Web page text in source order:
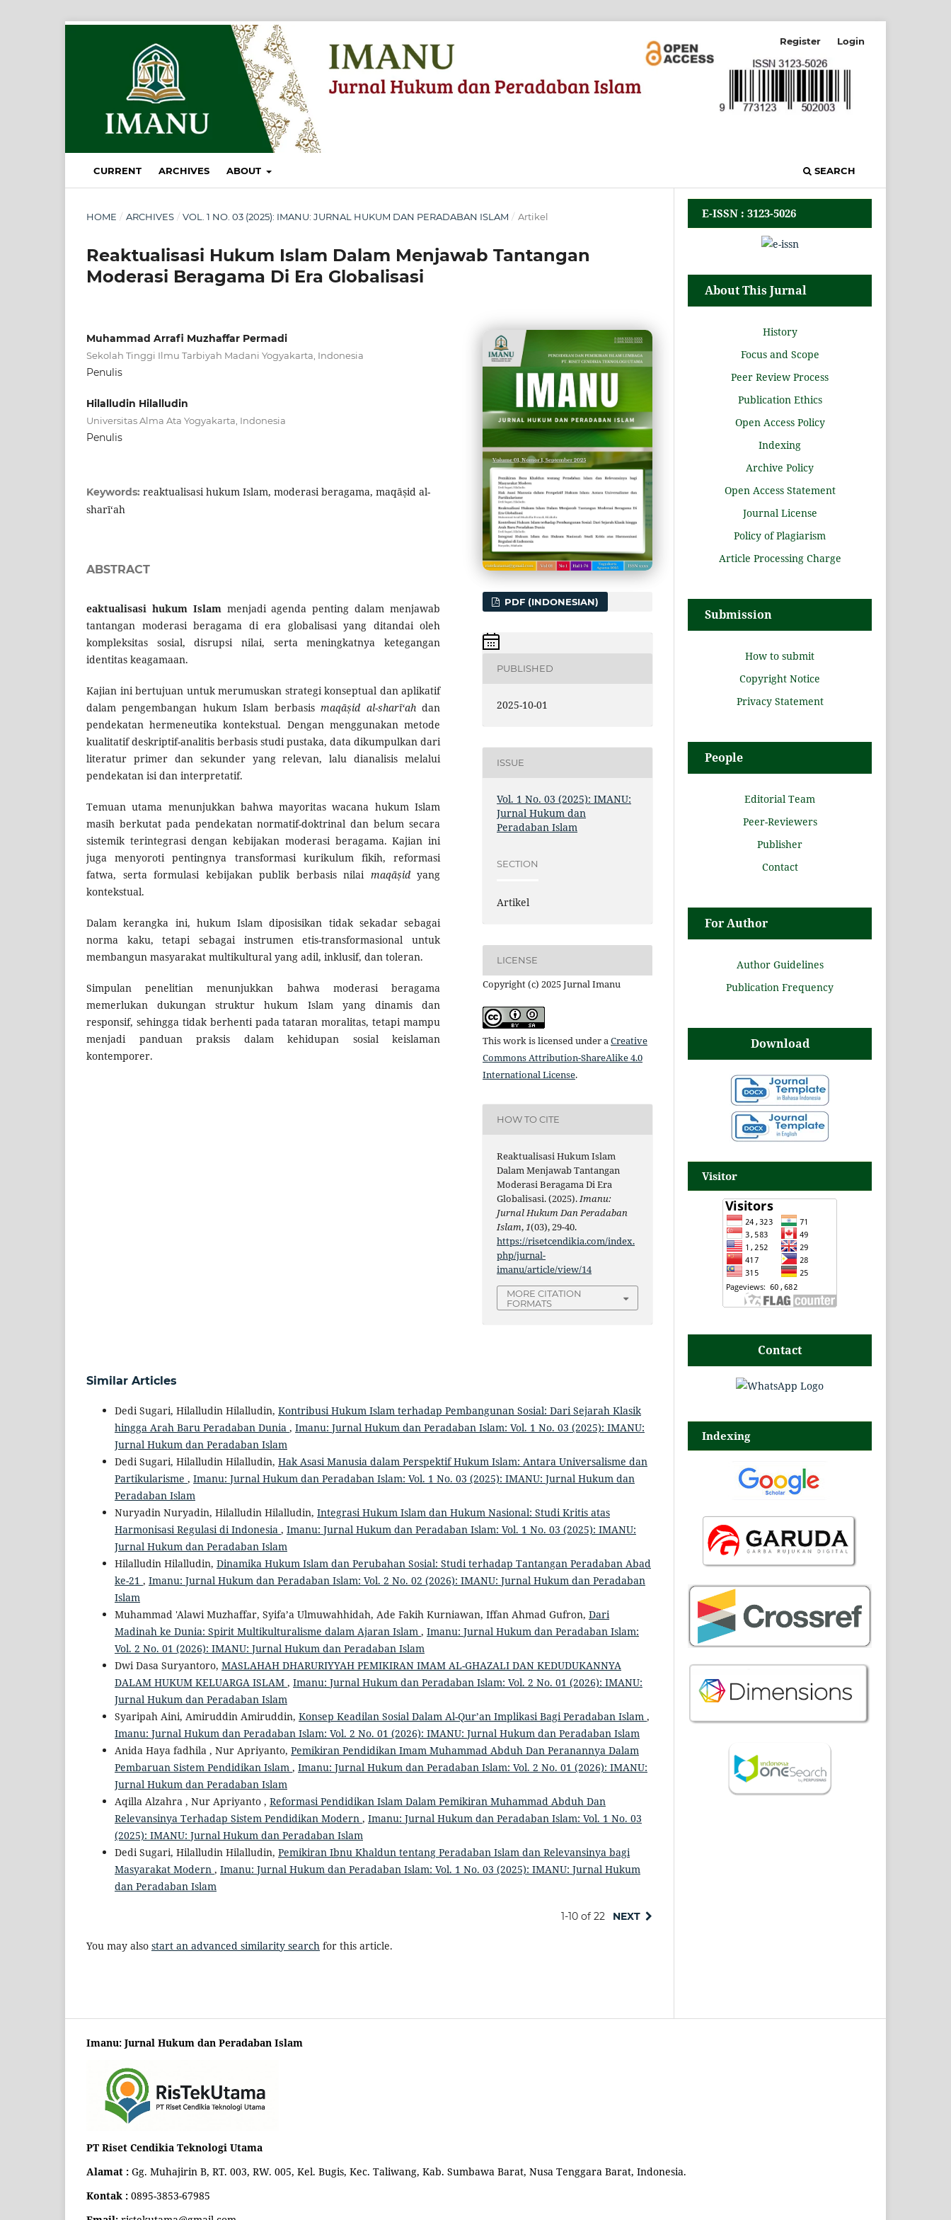
CURRENT ARCHIVES ABOUT SEARCH
Register Login
HOME / ARCHIVES / VOL. 1 NO. 03 (2025): IMANU: JURNAL HUKUM DAN PERADABAN ISLAM / Artikel
Reaktualisasi Hukum Islam Dalam Menjawab Tantangan
Moderasi Beragama Di Era Globalisasi
Muhammad Arrafi Muzhaffar Permadi
Sekolah Tinggi Ilmu Tarbiyah Madani Yogyakarta, Indonesia
Penulis
Hilalludin Hilalludin
Universitas Alma Ata Yogyakarta, Indonesia
Penulis
Keywords: reaktualisasi hukum Islam, moderasi beragama, maqāṣid al-
sharī‘ah
ABSTRACT
eaktualisasi hukum Islammenjadi agenda penting dalam menjawab
tantangan moderasi beragama di era globalisasi yang ditandai oleh
kompleksitas sosial, disrupsi nilai, serta meningkatnya ketegangan
identitas keagamaan.
Kajian ini bertujuan untuk merumuskan strategi konseptual dan aplikatif
dalam pengembangan hukum Islam berbasismaqāṣid al-sharī‘ahdan
pendekatan hermeneutika kontekstual. Dengan menggunakan metode
kualitatif deskriptif-analitis berbasis studi pustaka, data dikumpulkan dari
literatur primer dan sekunder yang relevan, lalu dianalisis melalui
pendekatan isi dan interpretatif.
Temuan utama menunjukkan bahwa mayoritas wacana hukum Islam
masih berkutat pada pendekatan normatif-doktrinal dan belum secara
sistemik terintegrasi dengan kebijakan moderasi beragama. Kajian ini
juga menyoroti pentingnya transformasi kurikulum fikih, reformasi
fatwa, serta formulasi kebijakan publik berbasis nilai maqāṣidyang
kontekstual.
Dalam kerangka ini, hukum Islam diposisikan tidak sekadar sebagai
norma kaku, tetapi sebagai instrumen etis-transformasional untuk
membangun masyarakat multikultural yang adil, inklusif, dan toleran.
Simpulan penelitian menunjukkan bahwa moderasi beragama
memerlukan dukungan struktur hukum Islam yang dinamis dan
responsif, sehingga tidak berhenti pada tataran moralitas, tetapi mampu
menjadi panduan praksis dalam kehidupan sosial keislaman
kontemporer.
PDF (INDONESIAN)
PUBLISHED
2025-10-01
ISSUE
Vol. 1 No. 03 (2025): IMANU:
Jurnal Hukum dan
Peradaban Islam
SECTION
Artikel
LICENSE
Copyright (c) 2025 Jurnal Imanu
This work is licensed under aCreative
Commons Attribution-ShareAlike 4.0
International License.
HOW TO CITE
Reaktualisasi Hukum Islam
Dalam Menjawab Tantangan
Moderasi Beragama Di Era
Globalisasi. (2025).Imanu:
Jurnal Hukum Dan Peradaban
Islam,1(03), 29-40.
https://risetcendikia.com/index.
php/jurnal-
imanu/article/view/14
MORE CITATION
FORMATS
Similar Articles
Dedi Sugari, Hilalludin Hilalludin, Kontribusi Hukum Islam terhadap Pembangunan Sosial: Dari Sejarah Klasik
hingga Arah Baru Peradaban Dunia , Imanu: Jurnal Hukum dan Peradaban Islam: Vol. 1 No. 03 (2025): IMANU:
Jurnal Hukum dan Peradaban Islam
Dedi Sugari, Hilalludin Hilalludin, Hak Asasi Manusia dalam Perspektif Hukum Islam: Antara Universalisme dan
Partikularisme , Imanu: Jurnal Hukum dan Peradaban Islam: Vol. 1 No. 03 (2025): IMANU: Jurnal Hukum dan
Peradaban Islam
Nuryadin Nuryadin, Hilalludin Hilalludin, Integrasi Hukum Islam dan Hukum Nasional: Studi Kritis atas
Harmonisasi Regulasi di Indonesia , Imanu: Jurnal Hukum dan Peradaban Islam: Vol. 1 No. 03 (2025): IMANU:
Jurnal Hukum dan Peradaban Islam
Hilalludin Hilalludin, Dinamika Hukum Islam dan Perubahan Sosial: Studi terhadap Tantangan Peradaban Abad
ke-21 , Imanu: Jurnal Hukum dan Peradaban Islam: Vol. 2 No. 02 (2026): IMANU: Jurnal Hukum dan Peradaban
Islam
Muhammad 'Alawi Muzhaffar, Syifa’a Ulmuwahhidah, Ade Fakih Kurniawan, Iffan Ahmad Gufron, Dari
Madinah ke Dunia: Spirit Multikulturalisme dalam Ajaran Islam , Imanu: Jurnal Hukum dan Peradaban Islam:
Vol. 2 No. 01 (2026): IMANU: Jurnal Hukum dan Peradaban Islam
Dwi Dasa Suryantoro, MASLAHAH DHARURIYYAH PEMIKIRAN IMAM AL-GHAZALI DAN KEDUDUKANNYA
DALAM HUKUM KELUARGA ISLAM , Imanu: Jurnal Hukum dan Peradaban Islam: Vol. 2 No. 01 (2026): IMANU:
Jurnal Hukum dan Peradaban Islam
Syaripah Aini, Amiruddin Amiruddin, Konsep Keadilan Sosial Dalam Al-Qur’an Implikasi Bagi Peradaban Islam ,
Imanu: Jurnal Hukum dan Peradaban Islam: Vol. 2 No. 01 (2026): IMANU: Jurnal Hukum dan Peradaban Islam
Anida Haya fadhila , Nur Apriyanto, Pemikiran Pendidikan Imam Muhammad Abduh Dan Peranannya Dalam
Pembaruan Sistem Pendidikan Islam , Imanu: Jurnal Hukum dan Peradaban Islam: Vol. 2 No. 01 (2026): IMANU:
Jurnal Hukum dan Peradaban Islam
Aqilla Alzahra , Nur Apriyanto , Reformasi Pendidikan Islam Dalam Pemikiran Muhammad Abduh Dan
Relevansinya Terhadap Sistem Pendidikan Modern , Imanu: Jurnal Hukum dan Peradaban Islam: Vol. 1 No. 03
(2025): IMANU: Jurnal Hukum dan Peradaban Islam
Dedi Sugari, Hilalludin Hilalludin, Pemikiran Ibnu Khaldun tentang Peradaban Islam dan Relevansinya bagi
Masyarakat Modern , Imanu: Jurnal Hukum dan Peradaban Islam: Vol. 1 No. 03 (2025): IMANU: Jurnal Hukum
dan Peradaban Islam
1-10 of 22 NEXT
You may also start an advanced similarity search for this article.
E-ISSN : 3123-5026
About This Jurnal
History
Focus and Scope
Peer Review Process
Publication Ethics
Open Access Policy
Indexing
Archive Policy
Open Access Statement
Journal License
Policy of Plagiarism
Article Processing Charge
Submission
How to submit
Copyright Notice
Privacy Statement
People
Editorial Team
Peer-Reviewers
Publisher
Contact
For Author
Author Guidelines
Publication Frequency
Download
Visitor
Contact
Indexing
Imanu: Jurnal Hukum dan Peradaban Islam
PT Riset Cendikia Teknologi Utama
Alamat : Gg. Muhajirin B, RT. 003, RW. 005, Kel. Bugis, Kec. Taliwang, Kab. Sumbawa Barat, Nusa Tenggara Barat, Indonesia.
Kontak : 0895-3853-67985